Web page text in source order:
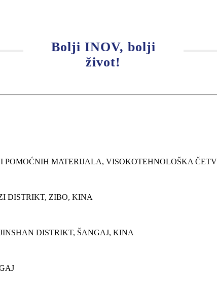
Bolji INOV, bolji
život!
POMOĆNIH MATERIJALA, VISOKOTEHNOLOŠKA
DISTRIKT, ZIBO, KINA
DISTRIKT, ŠANGAJ, KINA